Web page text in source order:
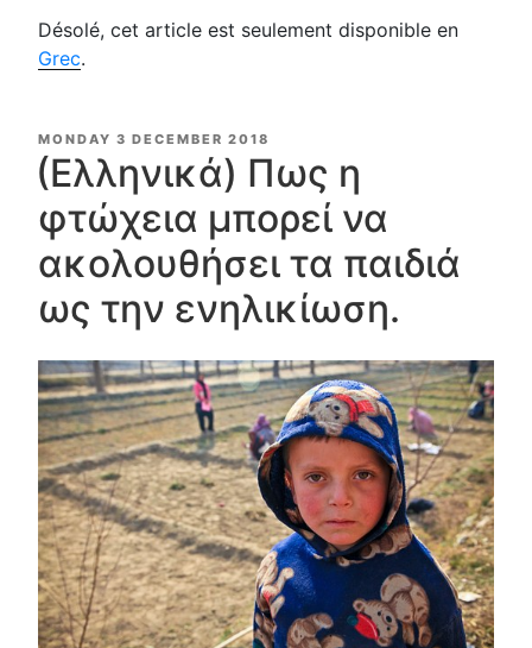
Désolé, cet article est seulement disponible en
Grec.
POSTED
ON
MONDAY 3 DECEMBER 2018
(Ελληνικά) Πως η
φτώχεια μπορεί να
ακολουθήσει τα παιδιά
ως την ενηλικίωση.